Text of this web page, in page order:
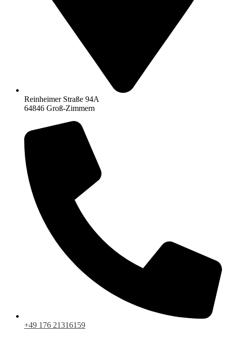
Reinheimer Straße 94A
64846 Groß-Zimmern
+49 176 21316159